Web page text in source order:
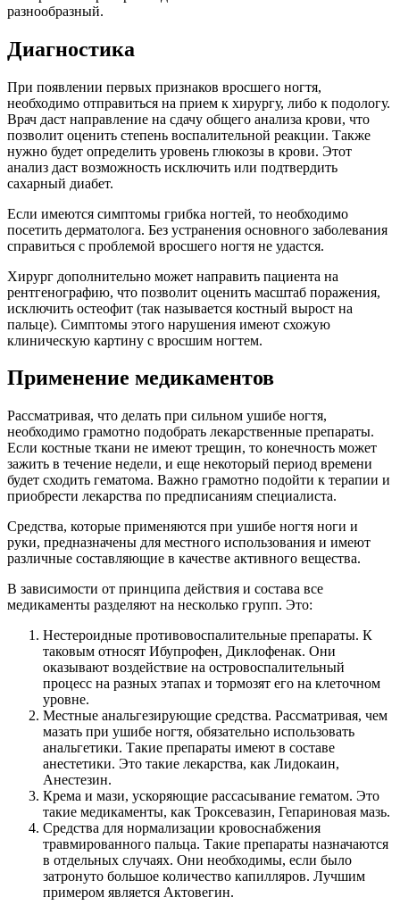
разнообразный.
Диагностика
При появлении первых признаков вросшего ногтя,
необходимо отправиться на прием к хирургу, либо к подологу.
Врач даст направление на сдачу общего анализа крови, что
позволит оценить степень воспалительной реакции. Также
нужно будет определить уровень глюкозы в крови. Этот
анализ даст возможность исключить или подтвердить
сахарный диабет.
Если имеются симптомы грибка ногтей, то необходимо
посетить дерматолога. Без устранения основного заболевания
справиться с проблемой вросшего ногтя не удастся.
Хирург дополнительно может направить пациента на
рентгенографию, что позволит оценить масштаб поражения,
исключить остеофит (так называется костный вырост на
пальце). Симптомы этого нарушения имеют схожую
клиническую картину с вросшим ногтем.
Применение медикаментов
Рассматривая, что делать при сильном ушибе ногтя,
необходимо грамотно подобрать лекарственные препараты.
Если костные ткани не имеют трещин, то конечность может
зажить в течение недели, и еще некоторый период времени
будет сходить гематома. Важно грамотно подойти к терапии и
приобрести лекарства по предписаниям специалиста.
Средства, которые применяются при ушибе ногтя ноги и
руки, предназначены для местного использования и имеют
различные составляющие в качестве активного вещества.
В зависимости от принципа действия и состава все
медикаменты разделяют на несколько групп. Это:
Нестероидные противовоспалительные препараты. К
таковым относят Ибупрофен, Диклофенак. Они
оказывают воздействие на островоспалительный
процесс на разных этапах и тормозят его на клеточном
уровне.
Местные анальгезирующие средства. Рассматривая, чем
мазать при ушибе ногтя, обязательно использовать
анальгетики. Такие препараты имеют в составе
анестетики. Это такие лекарства, как Лидокаин,
Анестезин.
Крема и мази, ускоряющие рассасывание гематом. Это
такие медикаменты, как Троксевазин, Гепариновая мазь.
Средства для нормализации кровоснабжения
травмированного пальца. Такие препараты назначаются
в отдельных случаях. Они необходимы, если было
затронуто большое количество капилляров. Лучшим
примером является Актовегин.